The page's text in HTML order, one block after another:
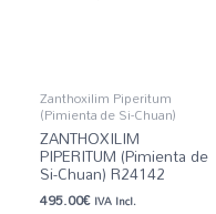
Zanthoxilim Piperitum
(Pimienta de Si-Chuan)
ZANTHOXILIM
PIPERITUM (Pimienta de
Si-Chuan) R24142
495.00€ IVA Incl.